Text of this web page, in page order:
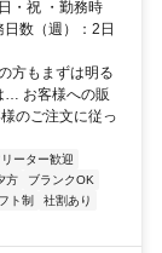
・祝 ・勤務時
数（週）：2日
方もまずは明る
… お客様への販
のご注文に従っ
リーター歓迎
方
ブランクOK
ト制
社割あり